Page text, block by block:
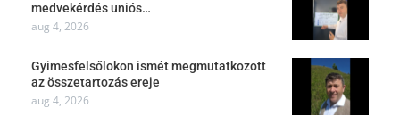
medvekérdés uniós…
aug 4, 2026
Gyimesfelsőlokon ismét megmutatkozott
az összetartozás ereje
aug 4, 2026